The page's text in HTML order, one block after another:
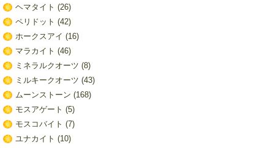
ヘマタイト (26)
ペリドット (42)
ホークスアイ (16)
マラカイト (46)
ミネラルクオーツ (8)
ミルキークオーツ (43)
ムーンストーン (168)
モスアゲート (5)
モスコバイト (7)
ユナカイト (10)